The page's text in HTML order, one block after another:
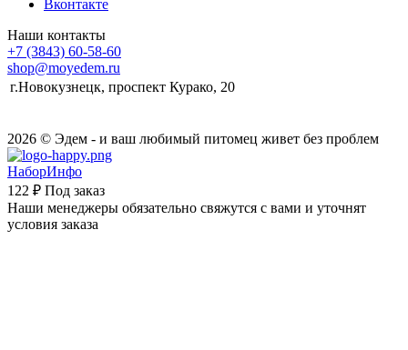
Вконтакте
Наши контакты
+7 (3843) 60-58-60
shop@moyedem.ru
г.Новокузнецк, проспект Курако, 20
2026 © Эдем - и ваш любимый питомец живет без проблем
НаборИнфо
122 ₽ Под заказ
Наши менеджеры обязательно свяжутся с вами и уточнят
условия заказа